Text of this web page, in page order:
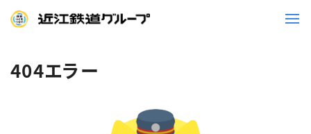
鉄道
404エラー